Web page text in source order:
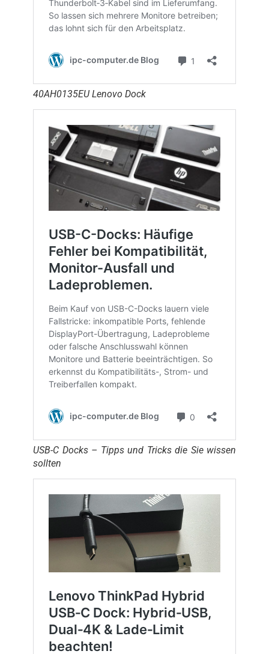
40AH0135EU Lenovo Dock
USB-C Docks – Tipps und Tricks die Sie wissen
sollten